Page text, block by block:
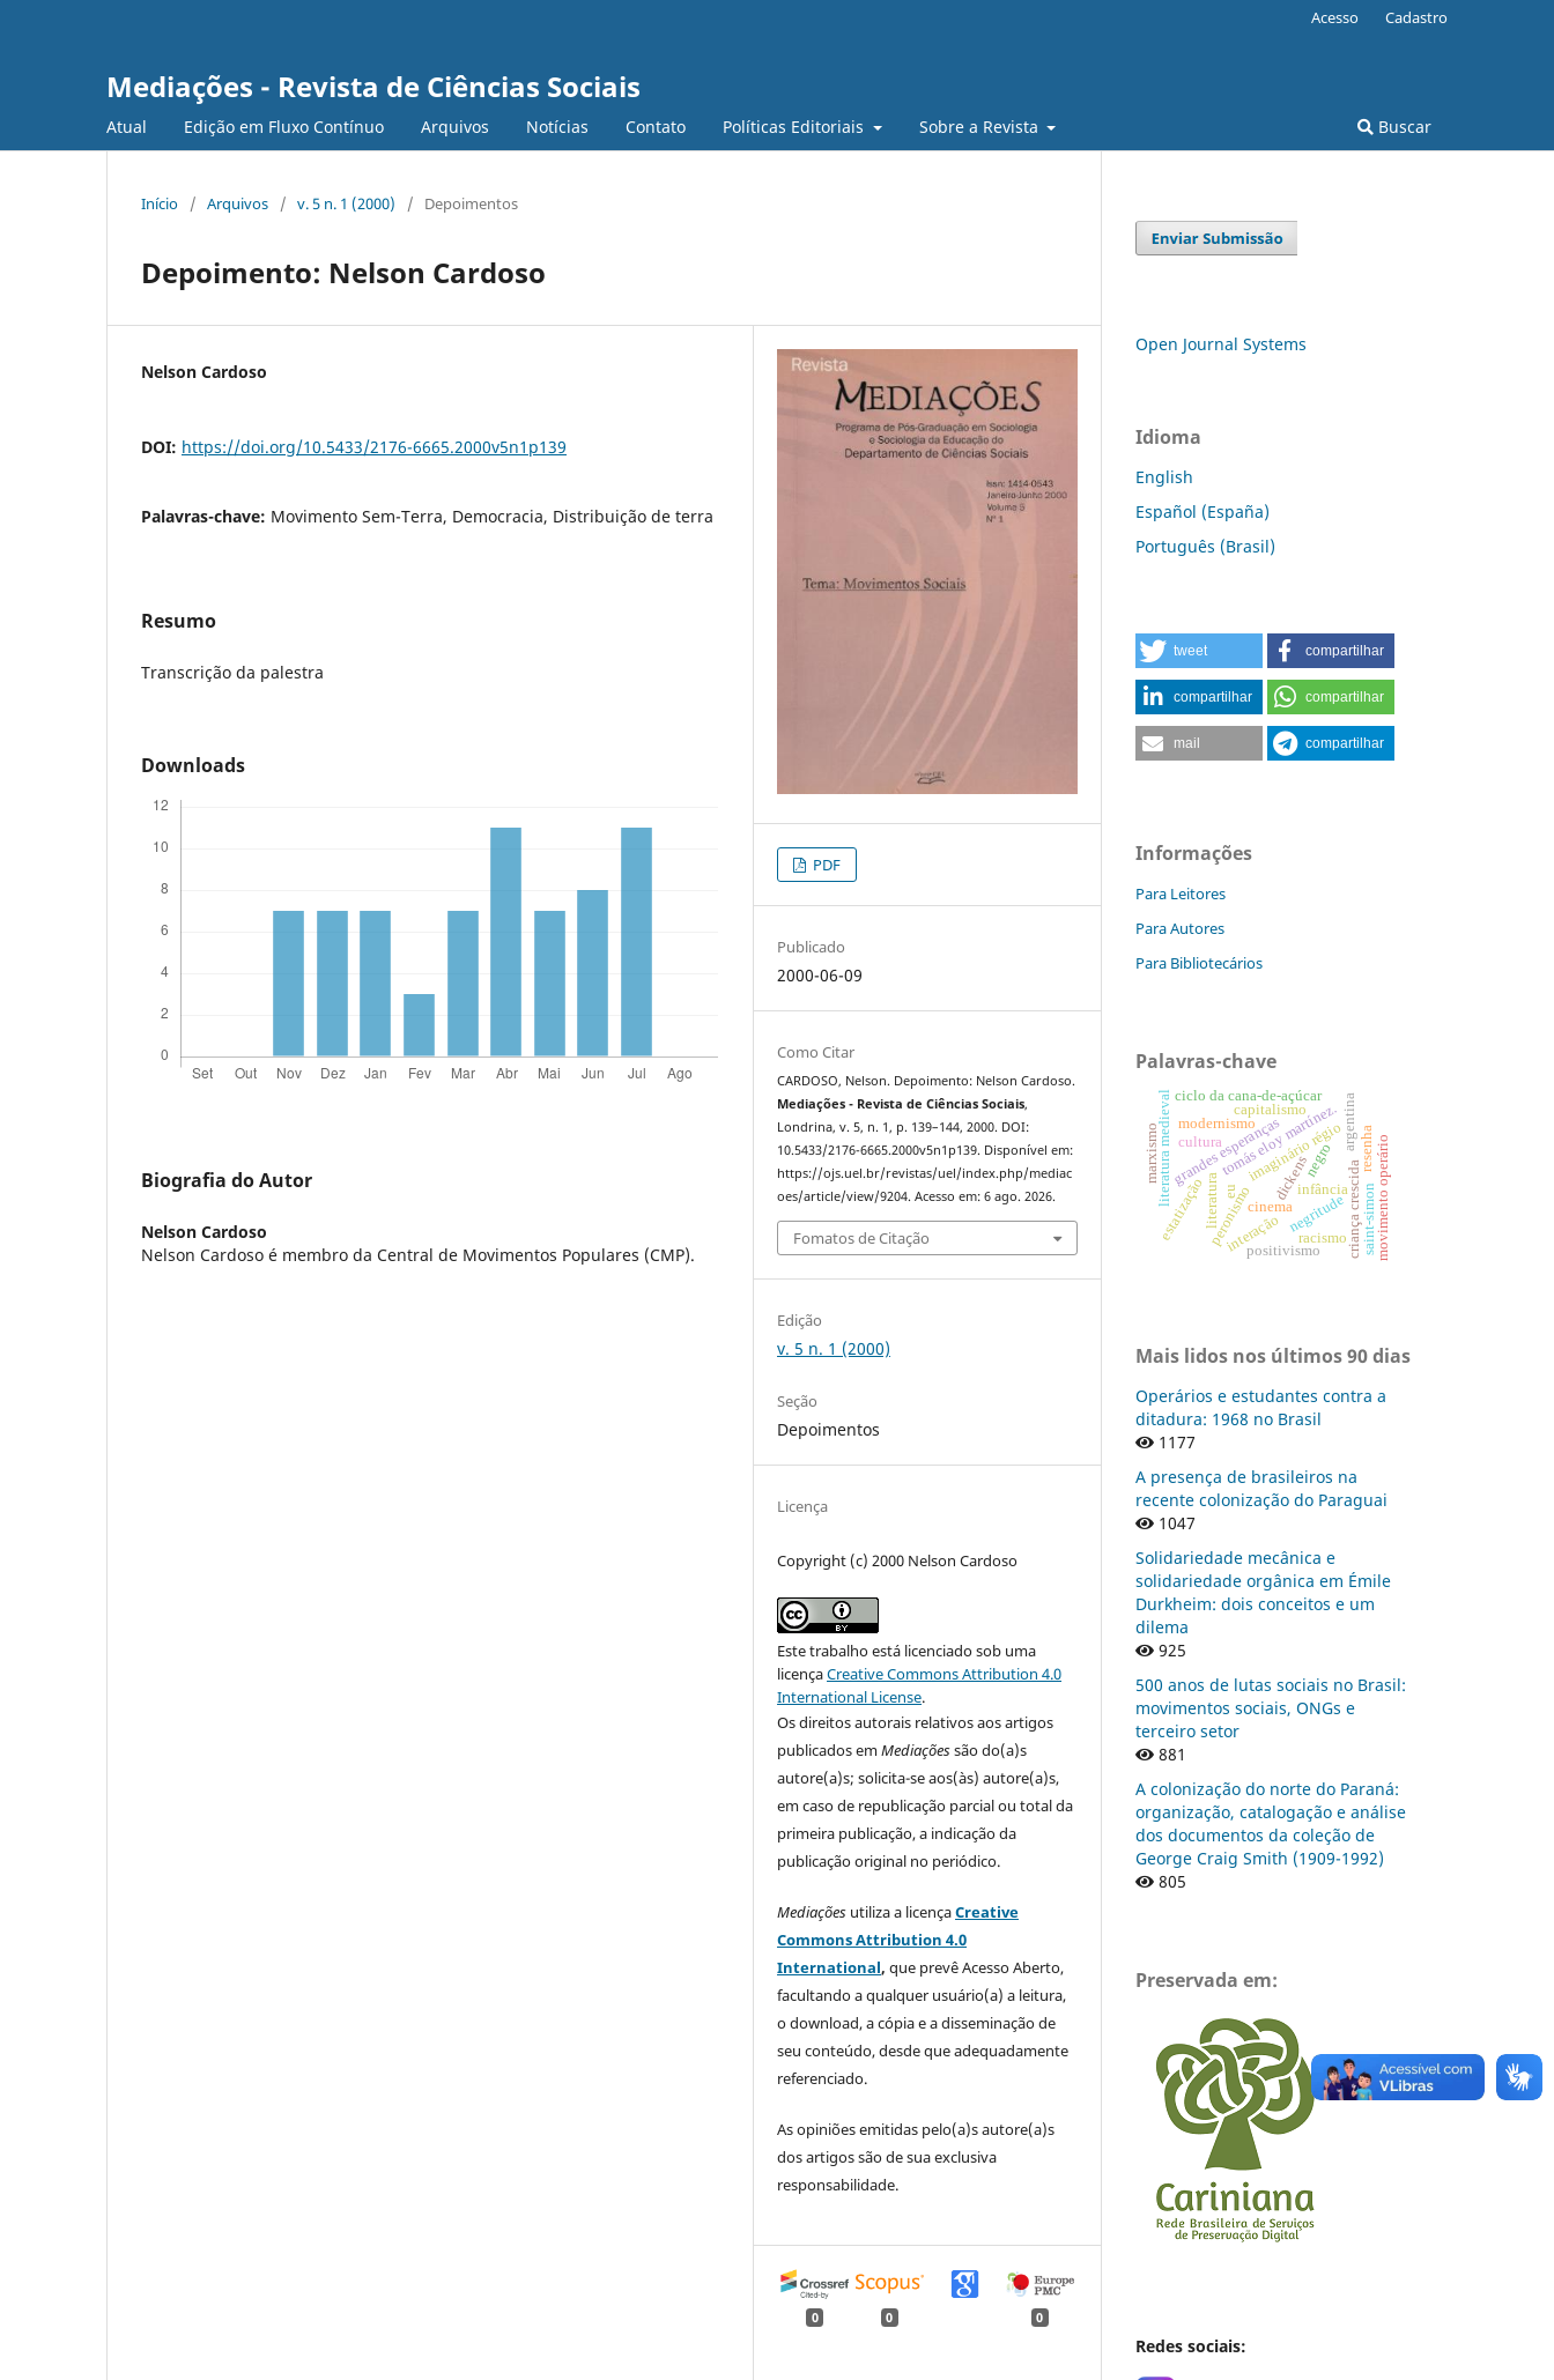
Mediações - Revista de Ciências Sociais
Atual Edição em Fluxo Contínuo Arquivos Notícias Contato Políticas Editoriais Sobre a Revista Buscar
Acesso Cadastro
Início / Arquivos / v. 5 n. 1 (2000) / Depoimentos
Depoimento: Nelson Cardoso
Nelson Cardoso
DOI: https://doi.org/10.5433/2176-6665.2000v5n1p139
Palavras-chave: Movimento Sem-Terra, Democracia, Distribuição de terra
Resumo
Transcrição da palestra
Downloads
Biografia do Autor
Nelson Cardoso
Nelson Cardoso é membro da Central de Movimentos Populares (CMP).
PDF
Publicado
2000-06-09
Como Citar
CARDOSO, Nelson. Depoimento: Nelson Cardoso.
Mediações - Revista de Ciências Sociais,
Londrina, v. 5, n. 1, p. 139–144, 2000. DOI:
10.5433/2176-6665.2000v5n1p139. Disponível em:
https://ojs.uel.br/revistas/uel/index.php/mediac
oes/article/view/9204. Acesso em: 6 ago. 2026.
Fomatos de Citação
Edição
v. 5 n. 1 (2000)
Seção
Depoimentos
Licença
Copyright (c) 2000 Nelson Cardoso
Este trabalho está licenciado sob uma
licençaCreative Commons Attribution 4.0
International License.
Os direitos autorais relativos aos artigos
publicados emMediaçõessão do(a)s
autore(a)s; solicita-se aos(às) autore(a)s,
em caso de republicação parcial ou total da
primeira publicação, a indicação da
publicação original no periódico.
Mediações utiliza a licençaCreative
Commons Attribution 4.0
International,que prevê Acesso Aberto,
facultando a qualquer usuário(a) a leitura,
o download, a cópia e a disseminação de
seu conteúdo, desde que adequadamente
referenciado.
As opiniões emitidas pelo(a)s autore(a)s
dos artigos são de sua exclusiva
responsabilidade.
0 0 0
Open Journal Systems
Idioma
English
Español (España)
Português (Brasil)
tweet compartilhar
compartilhar compartilhar
mail compartilhar
Informações
Para Leitores
Para Autores
Para Bibliotecários
Palavras-chave
dickensinfância
grandes esperanças
criança crescida
cinema
imaginário régio
literatura medieval
peronismo
argentina
literatura
tomás eloy martínez.
ciclo da cana-de-açúcar
modernismo
cultura
negritude
negro
racismo
marxismo
capitalismo
eu
interação
estatização saint-simon
positivismo movimento operário
resenha
Mais lidos nos últimos 90 dias
Operários e estudantes contra a
ditadura: 1968 no Brasil
1177
A presença de brasileiros na
recente colonização do Paraguai
1047
Solidariedade mecânica e
solidariedade orgânica em Émile
Durkheim: dois conceitos e um
dilema
925
500 anos de lutas sociais no Brasil:
movimentos sociais, ONGs e
terceiro setor
881
A colonização do norte do Paraná:
organização, catalogação e análise
dos documentos da coleção de
George Craig Smith (1909-1992)
805
Preservada em:
Redes sociais: